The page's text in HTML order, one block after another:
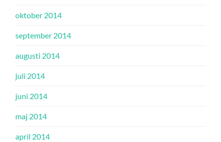
oktober 2014
september 2014
augusti 2014
juli 2014
juni 2014
maj 2014
april 2014